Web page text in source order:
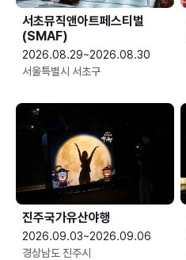
서초뮤직앤아트페스티벌
(SMAF)
2026.08.29~2026.08.30
서울특별시 서초구
진주국가유산야행
2026.09.03~2026.09.06
경상남도 진주시